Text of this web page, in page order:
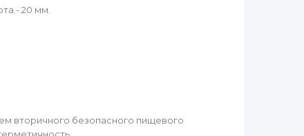
- 20 мм.
вторичного безопасного пищевого